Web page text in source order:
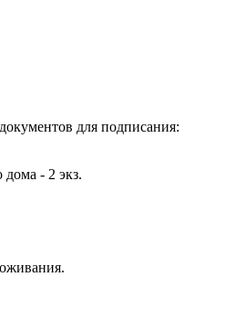
для подписания:
- 2 экз.